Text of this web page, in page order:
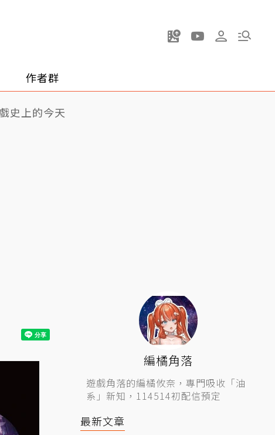
作者群
史上的今天
編橘角落
遊戲角落的編橘攸奈，專門吸收「油
系」新知，114514初配信預定
最新文章